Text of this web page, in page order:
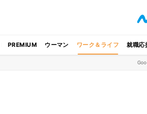
PREMIUM ウーマン ワーク＆ライフ 就職応